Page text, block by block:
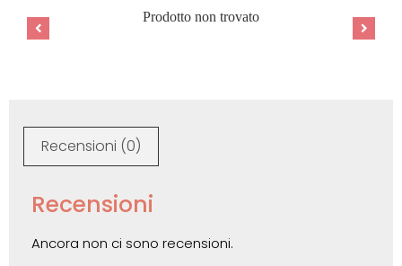
Prodotto non trovato
Recensioni (0)
Recensioni
Ancora non ci sono recensioni.